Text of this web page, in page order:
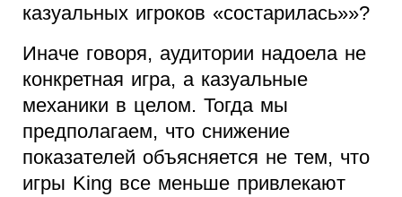
казуальных игроков «состарилась»»?
Иначе говоря, аудитории надоела не
конкретная игра, а казуальные
механики в целом. Тогда мы
предполагаем, что снижение
показателей объясняется не тем, что
игры King все меньше привлекают